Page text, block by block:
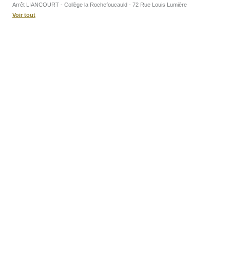
Arrêt LIANCOURT - Collège la Rochefoucauld - 72 Rue Louis Lumière
Voir tout